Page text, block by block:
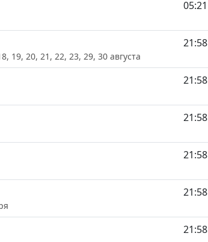
05:21
19, 20, 21, 22, 23, 29, 30 августа
21:58
21:58
21:58
21:58
21:58
21:58